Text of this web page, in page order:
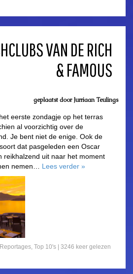
VAN DE RICH
& FAMOUS
geplaatst doorJurriaan Teulings
eerste zondagje op het terras
al voorzichtig over de
Je bent niet de enige. Ook de
dat pasgeleden een Oscar
reikhalzend uit naar het moment
nemen… Lees verder »
Reportages, Top 10's | 3246 keer gelezen